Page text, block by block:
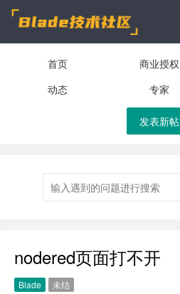
首页 商业授权
动态
专家
发表新帖
nodered页面打不开
Blade
未结